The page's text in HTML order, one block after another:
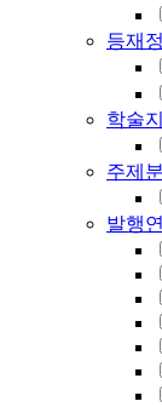
등재
학술
주제
발행